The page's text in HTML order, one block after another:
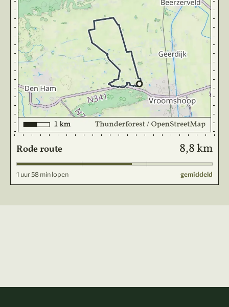
Rode route 8,8 km
1 uur 58 min lopen gemiddeld